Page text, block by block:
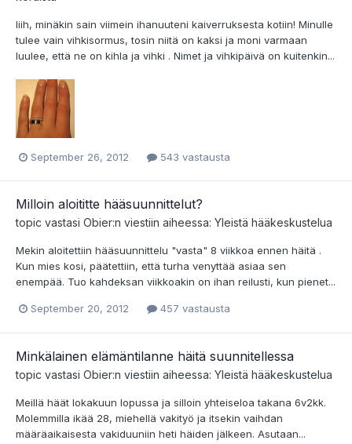
Iiih, minäkin sain viimein ihanuuteni kaiverruksesta kotiin! Minulle
tulee vain vihkisormus, tosin niitä on kaksi ja moni varmaan
luulee, että ne on kihla ja vihki . Nimet ja vihkipäivä on kuitenkin...
September 26, 2012 543 vastausta
Milloin aloititte hääsuunnittelut?
topic vastasi Obier:n viestiin aiheessa: Yleistä hääkeskustelua
Mekin aloitettiin hääsuunnittelu "vasta" 8 viikkoa ennen häitä .
Kun mies kosi, päätettiin, että turha venyttää asiaa sen
enempää. Tuo kahdeksan viikkoakin on ihan reilusti, kun pienet...
September 20, 2012 457 vastausta
Minkälainen elämäntilanne häitä suunnitellessa
topic vastasi Obier:n viestiin aiheessa: Yleistä hääkeskustelua
Meillä häät lokakuun lopussa ja silloin yhteiseloa takana 6v2kk.
Molemmilla ikää 28, miehellä vakityö ja itsekin vaihdan
määräaikaisesta vakiduuniin heti häiden jälkeen. Asutaan...